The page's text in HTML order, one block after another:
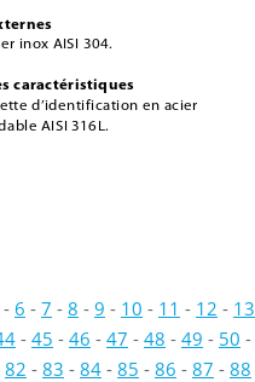
inox AISI 304.
caractéristiques
d’identification en acier
AISI 316L.
- 6 - 7 - 8 - 9 - 10 - 11 - 12 - 13
- 45 - 46 - 47 - 48 - 49 - 50 -
82 - 83 - 84 - 85 - 86 - 87 - 88